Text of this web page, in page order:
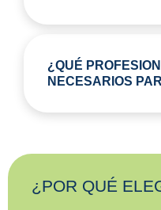
¿QUÉ
NECESARIOS
¿POR QUÉ